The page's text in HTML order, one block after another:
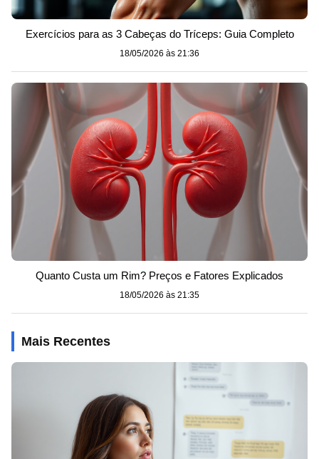
Exercícios para as 3 Cabeças do Tríceps: Guia Completo
18/05/2026 às 21:36
Quanto Custa um Rim? Preços e Fatores Explicados
18/05/2026 às 21:35
Mais Recentes